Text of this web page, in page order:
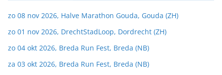
zo 08 nov 2026, Halve Marathon Gouda, Gouda (ZH)
zo 01 nov 2026, DrechtStadLoop, Dordrecht (ZH)
zo 04 okt 2026, Breda Run Fest, Breda (NB)
za 03 okt 2026, Breda Run Fest, Breda (NB)